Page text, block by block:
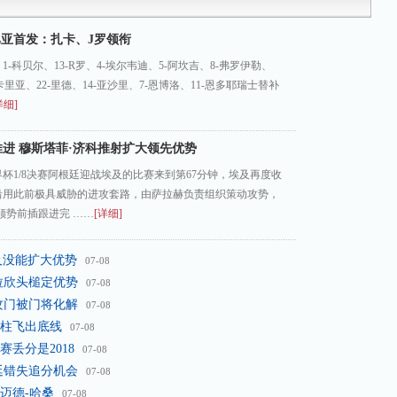
首发：扎卡、J罗领衔
科贝尔、13-R罗、4-埃尔韦迪、5-阿坎吉、8-弗罗伊勒、
里亚、22-里德、14-亚沙里、7-恩博洛、11-恩多耶瑞士替补
细]
穆斯塔菲·济科推射扩大领先优势
杯1/8决赛阿根廷迎战埃及的比赛来到第67分钟，埃及再度收
此前极具威胁的进攻套路，由萨拉赫负责组织策动攻势，
势前插跟进完 ……[详细]
能扩大优势 07-08
头槌定优势 07-08
被门将化解 07-08
飞出底线 07-08
丢分是2018 07-08
失追分机会 07-08
德-哈桑 07-08